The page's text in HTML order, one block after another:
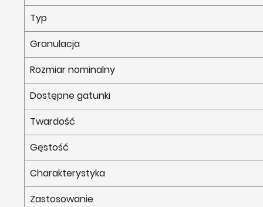
Typ
Granulacja
Rozmiar nominalny
Dostępne gatunki
Twardość
Gęstość
Charakterystyka
Zastosowanie